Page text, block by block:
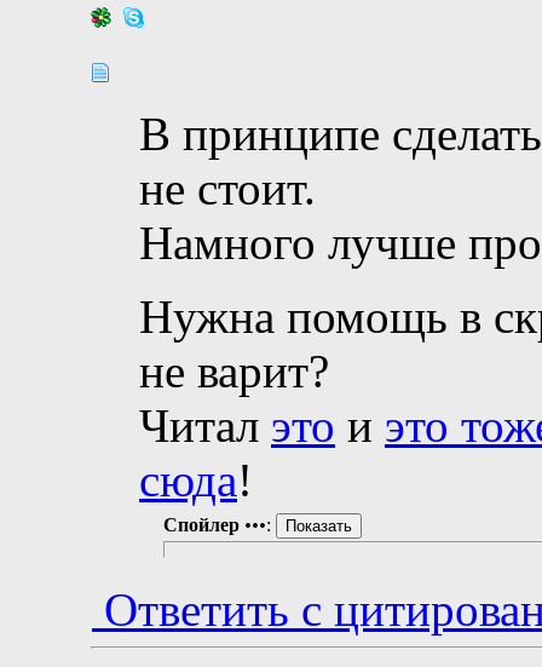
В принципе
не стоит.
Намного лучше
Нужна помощь в
не варит?
Читал это и это
сюда!
Спойлер •••:
Ответить с